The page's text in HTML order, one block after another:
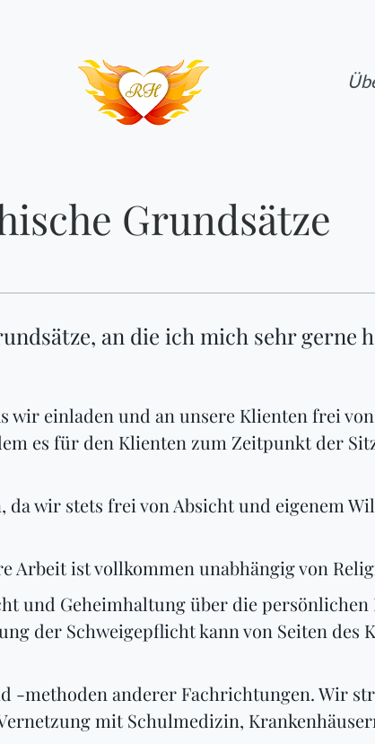
Grundsätze
an die ich mich sehr gerne
wir einladen und an unsere Klienten frei
es für den Klienten zum Zeitpunkt der
wir stets frei von Absicht und eigenem
Arbeit ist vollkommen unabhängig von
und Geheimhaltung über die
der Schweigepflicht kann von Seiten
-methoden anderer Fachrichtungen. Wir
mit Schulmedizin,